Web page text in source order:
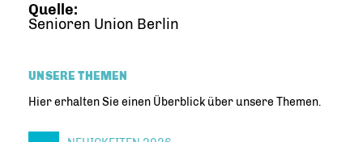
Quelle:
Senioren Union Berlin
UNSERE THEMEN
Hier erhalten Sie einen Überblick über unsere Themen.